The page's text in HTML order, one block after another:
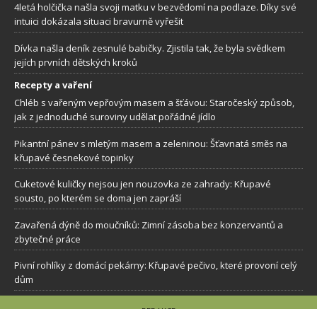
4letá holčička našla svoji matku v bezvědomí na podlaze. Díky své
intuici dokázala situaci bravurně vyřešit
Dívka našla deník zesnulé babičky. Zjistila tak, že byla svědkem
jejích prvních dětských kroků
Recepty a vaření
Chléb s vařeným vepřovým masem a šťávou: Staročeský způsob,
jak z jednoduché suroviny udělat pořádné jídlo
Pikantní pánev s mletým masem a zeleninou: Šťavnatá směs na
křupavé česnekové topinky
Cuketové kuličky nejsou jen nouzovka ze zahrady: Křupavé
sousto, po kterém se doma jen zapráší
Zavařená dýně do moučníků: Zimní zásoba bez konzervantů a
zbytečné práce
Pivní rohlíky z domácí pekárny: Křupavé pečivo, které provoní celý
dům